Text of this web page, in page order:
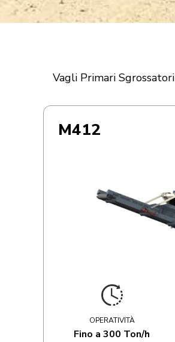
Vagli Primari Sgrossatori
M412
OPERATIVITÀ
Fino a 300 Ton/h